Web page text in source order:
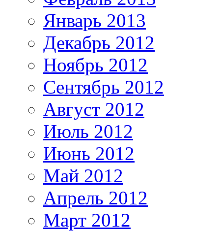
Январь 2013
Декабрь 2012
Ноябрь 2012
Сентябрь 2012
Август 2012
Июль 2012
Июнь 2012
Май 2012
Апрель 2012
Март 2012